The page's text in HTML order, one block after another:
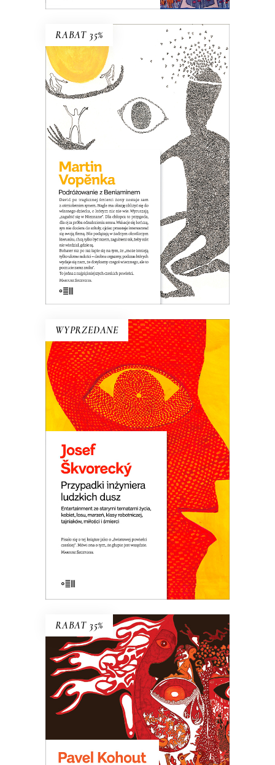
RABAT 35%
E-BOOK DO KOSZYKA
PODRÓŻOWANIE Z
BENIAMINEM
David po śmierci żony zostaje sam z
ośmioletnim synem. Nagle jest wolny,
czuje, że nic go nie trzyma w Pradze i
ma okazję zbliżyć się do własnego
dziecka, o którym nic nie wie. Wpada na
pomysł, że wyruszą razem „zagubić się
w Nieznane”…
40.00zł 26.00zł
KSIĄŻKA DO KOSZYKA
WYPRZEDANE
E-BOOK DO KOSZYKA
PRZYPADKI INŻYNIERA
LUDZKICH DUSZ
Powieść rzeka. Płyną nią setki
dramatycznych i śmiesznych ludzkich
losów. Wojna i komunizm. Miłość do
dziewcząt i saksofonu. Ucieczka z kraju i
tęsknota za domem. Jedna z
najlepszych czeskich powieści.
RABAT 35%
KACICA
Opowieść o dziewczynce, która nie
zdała do liceum teatralnego, więc
poszła do szkoły dla katów. Arcydzieło
czarnego humoru!